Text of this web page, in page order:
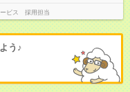
ービス 採用担当
う♪